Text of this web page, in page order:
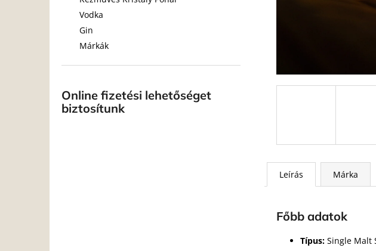
Vodka
Gin
Márkák
Online fizetési lehetőséget
biztosítunk
Leírás Márka
Főbb adatok
Típus: Single Malt